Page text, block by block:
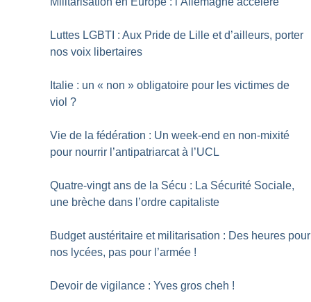
Luttes LGBTI : Aux Pride de Lille et d’ailleurs, porter
nos voix libertaires
Italie : un « non » obligatoire pour les victimes de
viol ?
Vie de la fédération : Un week-end en non-mixité
pour nourrir l’antipatriarcat à l’UCL
Quatre-vingt ans de la Sécu : La Sécurité Sociale,
une brèche dans l’ordre capitaliste
Budget austéritaire et militarisation : Des heures pour
nos lycées, pas pour l’armée !
Devoir de vigilance : Yves gros cheh !